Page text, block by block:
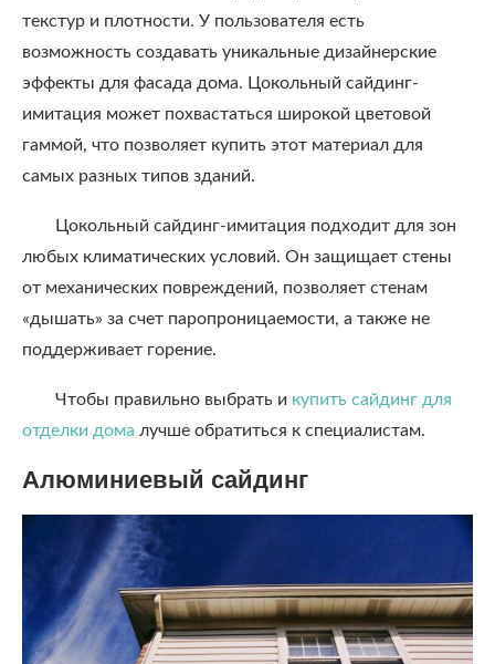
текстур и плотности. У пользователя есть
возможность создавать уникальные дизайнерские
эффекты для фасада дома. Цокольный сайдинг-
имитация может похвастаться широкой цветовой
гаммой, что позволяет купить этот материал для
самых разных типов зданий.
Цокольный сайдинг-имитация подходит для зон
любых климатических условий. Он защищает стены
от механических повреждений, позволяет стенам
«дышать» за счет паропроницаемости, а также не
поддерживает горение.
Чтобы правильно выбрать и купить сайдинг для
отделки дома лучше обратиться к специалистам.
Алюминиевый сайдинг